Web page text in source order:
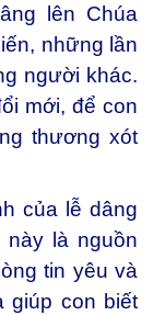
lên Chúa
những lần
người khác.
mới, để con
thương xót
của lễ dâng
này là nguồn
tin yêu và
giúp con biết